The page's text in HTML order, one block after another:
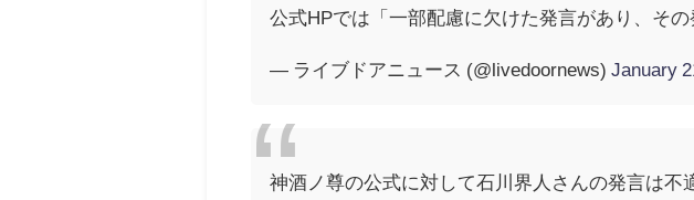
公式HPでは「一部配慮に欠けた発言があり、そ
— ライブドアニュース (@livedoornews)January
神酒ノ尊の公式に対して石川界人さんの発言は